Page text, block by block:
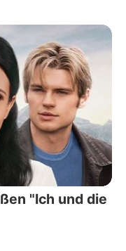
"Ich und die